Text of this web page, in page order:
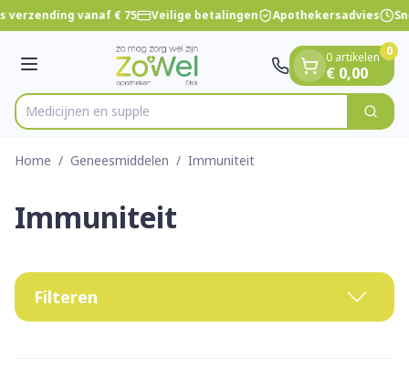
Ga naar de inhoud
1 van 1vanaf € 75 Veilige betalingen Apothekersadvies
Menu
Product, merk, categorie... Zoek
0 artikelen
€ 0,00
0
Home / Geneesmiddelen / Immuniteit
Immuniteit
Filteren